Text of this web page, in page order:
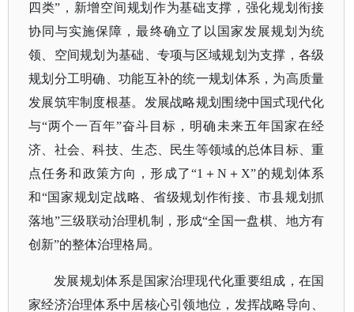
四类”，新增空间规划作为基础支撑，强化规划衔接
协同与实施保障，最终确立了以国家发展规划为统
领、空间规划为基础、专项与区域规划为支撑，各级
规划分工明确、功能互补的统一规划体系，为高质量
发展筑牢制度根基。发展战略规划围绕中国式现代化
与“两个一百年”奋斗目标，明确未来五年国家在经
济、社会、科技、生态、民生等领域的总体目标、重
点任务和政策方向，形成了“1＋N＋X”的规划体系
和“国家规划定战略、省级规划作衔接、市县规划抓
落地”三级联动治理机制，形成“全国一盘棋、地方有
创新”的整体治理格局。
发展规划体系是国家治理现代化重要组成，在国
家经济治理体系中居核心引领地位，发挥战略导向、